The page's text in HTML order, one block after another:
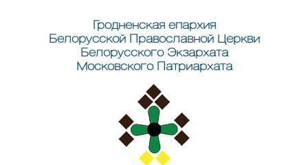
Гродненская епархия
Белорусской Православной Церкви
Белорусского Экзархата
Московского Патриархата